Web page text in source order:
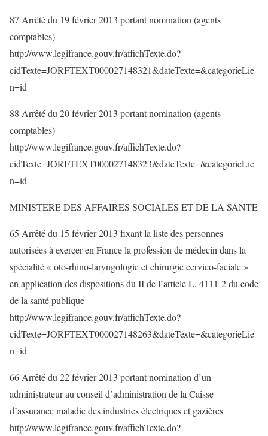
87 Arrêté du 19 février 2013 portant nomination (agents
comptables)
http://www.legifrance.gouv.fr/affichTexte.do?
cidTexte=JORFTEXT000027148321&dateTexte=&categorieLie
n=id
88 Arrêté du 20 février 2013 portant nomination (agents
comptables)
http://www.legifrance.gouv.fr/affichTexte.do?
cidTexte=JORFTEXT000027148323&dateTexte=&categorieLie
n=id
MINISTERE DES AFFAIRES SOCIALES ET DE LA SANTE
65 Arrêté du 15 février 2013 fixant la liste des personnes
autorisées à exercer en France la profession de médecin dans la
spécialité « oto-rhino-laryngologie et chirurgie cervico-faciale »
en application des dispositions du II de l’article L. 4111-2 du code
de la santé publique
http://www.legifrance.gouv.fr/affichTexte.do?
cidTexte=JORFTEXT000027148263&dateTexte=&categorieLie
n=id
66 Arrêté du 22 février 2013 portant nomination d’un
administrateur au conseil d’administration de la Caisse
d’assurance maladie des industries électriques et gazières
http://www.legifrance.gouv.fr/affichTexte.do?